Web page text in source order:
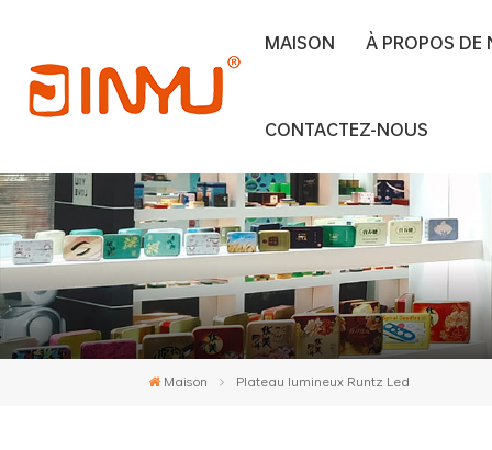
MAISON À PROPOS DE
CONTACTEZ-NOUS
Maison Plateau lumineux Runtz Led